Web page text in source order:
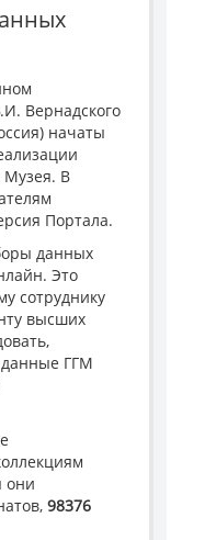
Вернадского
начаты
Музея. В
Портала.
данных
Это
сотруднику
высших
данные ГГМ
они
98376